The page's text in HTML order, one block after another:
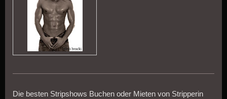
Die besten Stripshows Buchen oder Mieten von Stripperin